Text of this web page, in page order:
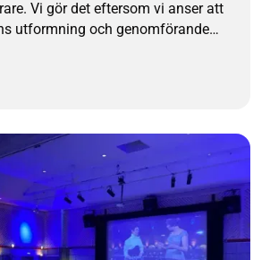
Vi gör det eftersom vi anser att
utformning och genomförande